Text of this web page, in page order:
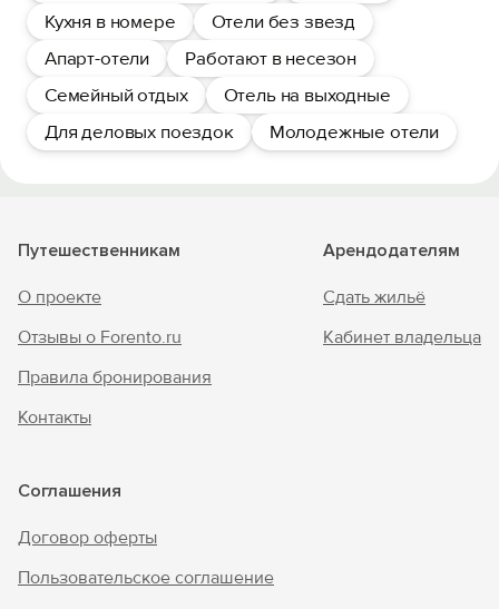
Кухня в номере
Отели без звезд
Апарт-отели
Работают в несезон
Семейный отдых
Отель на выходные
Для деловых поездок
Молодежные отели
Путешественникам
О проекте
Отзывы о Forento.ru
Правила бронирования
Контакты
Арендодателям
Сдать жильё
Кабинет владельца
Соглашения
Договор оферты
Пользовательское соглашение